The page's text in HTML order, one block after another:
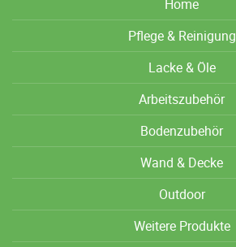
Home
Pflege & Reinigung
Lacke & Öle
Arbeitszubehör
Bodenzubehör
Wand & Decke
Outdoor
Weitere Produkte